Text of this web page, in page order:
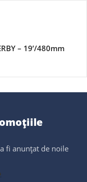
– 19’/480mm
fi anunțat de noile